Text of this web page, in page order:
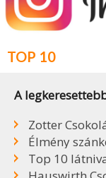
TOP 10
A
Zotter
Élmény
Top 10